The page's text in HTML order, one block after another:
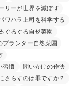
リーが世界を滅ぼす
ワハラ上司を科学する
ぐるぐる自然菜園
プランター自然菜園
習慣
問いかけの作法
さらすのは罪ですか？